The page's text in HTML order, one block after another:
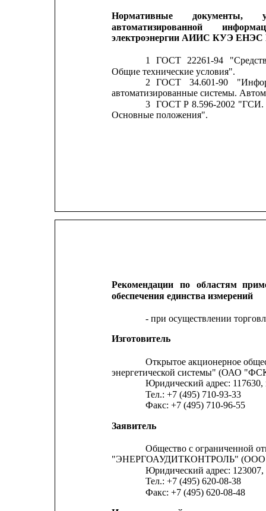
Нормативные документы,
автоматизированной
электроэнергии АИИС КУЭ ЕНЭС
1 ГОСТ 22261-94
Общие технические условия".
2
ГОСТ 34.601-90
автоматизированные системы.
3
ГОСТ Р 8.596-2002 "ГСИ.
Основные положения".
Рекомендации по областям
обеспечения единства измерений
- при осуществлении
Изготовитель
Открытое акционерное
энергетической системы" (ОАО
Юридический адрес:
Тел.: +7 (495) 710-93-33
Факс: +7 (495) 710-96-55
Заявитель
Общество с ограниченной
"ЭНЕРГОАУДИТКОНТРОЛЬ"
Юридический адрес: 123007,
Тел.: +7 (495) 620-08-38
Факс: +7 (495) 620-08-48